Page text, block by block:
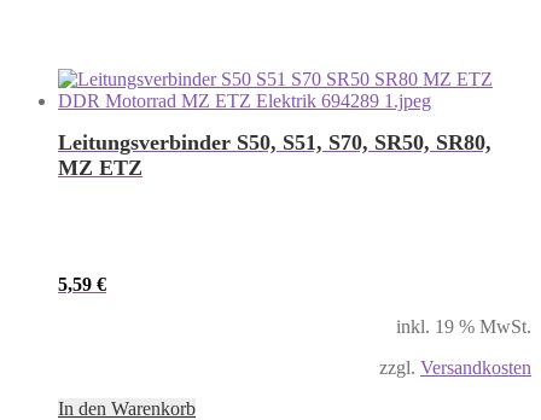
Leitungsverbinder S50, S51, S70, SR50, SR80,
MZ ETZ
5,59 €
inkl. 19 % MwSt.
zzgl. Versandkosten
In den Warenkorb